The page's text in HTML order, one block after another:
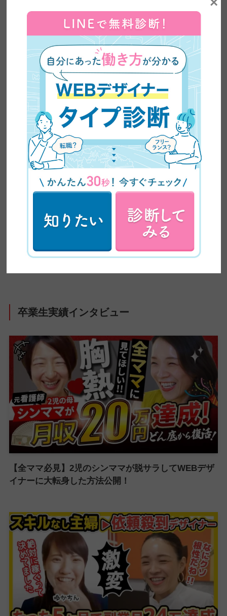
ZEROICHI TIMES by 日本デザイン 編集部
株式会社日本デザインが運営するメディア、
ZEROICHI TIMESは、副業・兼業の解禁や普及、
AIの台頭によるスキル需要の変化など、大きく変
わりつつある働き方をめぐる環境をふまえ、在宅
ワーク・副業といった新しい働き方から、WEBデ
ザインやWEBライティングなどのリスキリングま
で、これからの時代に必要な情報をわかりやす
く、かつ専門的に発信しています。記事は、自社
の現役クリエイターの知見をもとに制作。未経験
から転職・フリーランスへの転身を果たした4,500
名超の卒業生の実体験や、実際のインタビューも
交えながら、スキル習得からキャリア形成まで、
学びのあらゆる段階で役立つ、正確で信頼性の高
い情報をお届けしています。
卒業生実績インタビュー
【全ママ必見】2児のシンママが脱サラしてWEBデザ
イナーに大転身した方法公開！